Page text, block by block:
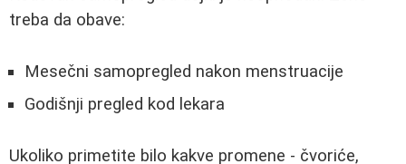
treba da obave:
Mesečni samopregled nakon menstruacije
Godišnji pregled kod lekara
Ukoliko primetite bilo kakve promene - čvoriće,